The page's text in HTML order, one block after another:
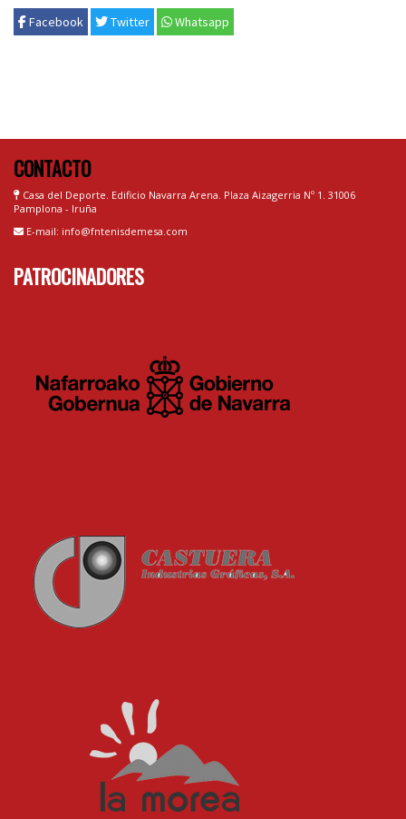
Facebook Twitter Whatsapp
CONTACTO
Casa del Deporte. Edificio Navarra Arena. Plaza Aizagerria Nº 1. 31006
Pamplona - Iruña
E-mail: info@fntenisdemesa.com
PATROCINADORES